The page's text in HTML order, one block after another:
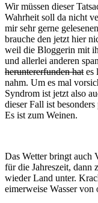
Wir müssen dieser
Wahrheit soll da nicht
mir sehr gerne
brauche den jetzt hier
weil die Bloggerin mit
und allerlei anderen
heruntererfunden hat es
nahm. Um es mal
Syndrom ist jetzt also
dieser Fall ist
Es ist zum Weinen.
Das Wetter bringt auch
für die Jahreszeit, dann
wieder Land unter.
eimerweise Wasser